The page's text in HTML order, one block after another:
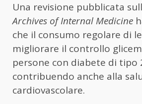
Una revisione pubblicata
Archives of Internal Medicine
che il consumo regolare di
migliorare il controllo
persone con diabete di tipo
contribuendo anche alla
cardiovascolare.